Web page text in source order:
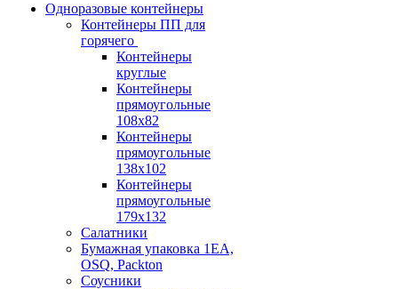
Одноразовые контейнеры
Контейнеры ПП для
горячего
Контейнеры
круглые
Контейнеры
прямоугольные
108х82
Контейнеры
прямоугольные
138х102
Контейнеры
прямоугольные
179х132
Салатники
Бумажная упаковка 1ЕА,
OSQ, Packton
Соусники